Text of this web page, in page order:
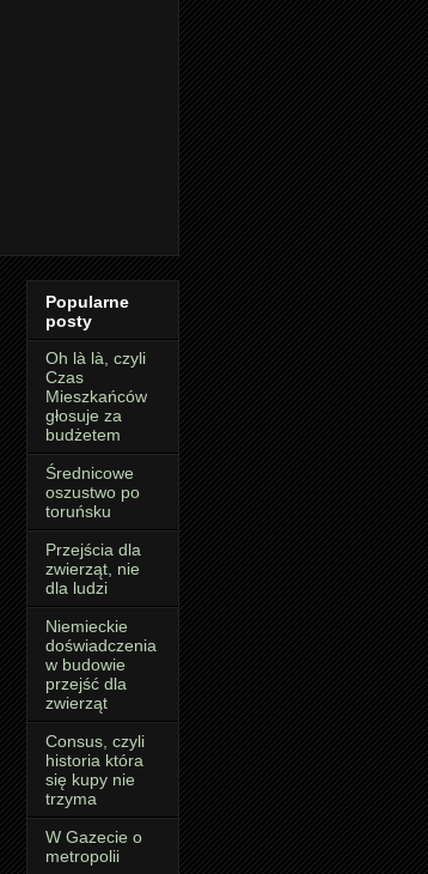
Popularne
posty
Oh là là, czyli
Czas
Mieszkańców
głosuje za
budżetem
Średnicowe
oszustwo po
toruńsku
Przejścia dla
zwierząt, nie
dla ludzi
Niemieckie
doświadczenia
w budowie
przejść dla
zwierząt
Consus, czyli
historia która
się kupy nie
trzyma
W Gazecie o
metropolii